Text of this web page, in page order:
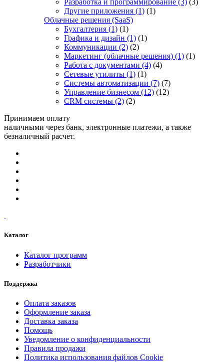
Разработка и программирование (3) (3)
Другие приложения (1) (1)
Облачные решения (SaaS)
Бухгалтерия (1) (1)
Графика и дизайн (1) (1)
Коммуникации (2) (2)
Маркетинг (облачные решения) (1) (1)
Работа с документами (4) (4)
Сетевые утилиты (1) (1)
Системы автоматизации (7) (7)
Управление бизнесом (12) (12)
CRM системы (2) (2)
Принимаем оплату
наличными через банк, электронные платежи, а также
безналичный расчет.
Каталог
Каталог программ
Разработчики
Поддержка
Оплата заказов
Оформление заказа
Доставка заказа
Помощь
Уведомление о конфиденциальности
Правила продажи
Политика использования файлов Cookie